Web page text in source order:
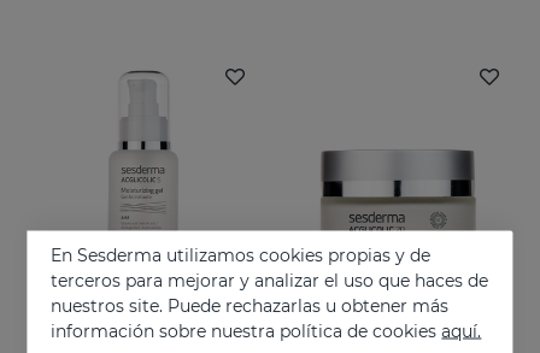
Añadir Añadir
En Sesderma utilizamos cookies propias y de
terceros para mejorar y analizar el uso que haces de
nuestros site. Puede rechazarlas u obtener más
información sobre nuestra política de cookiesaquí.